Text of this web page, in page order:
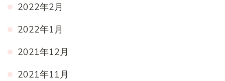
2022年2月
2022年1月
2021年12月
2021年11月